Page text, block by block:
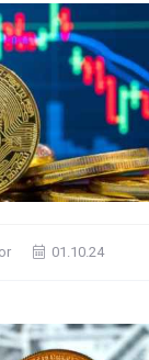
01.10.24